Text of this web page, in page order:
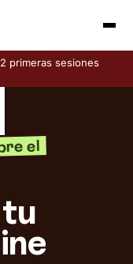
primeras sesiones
el